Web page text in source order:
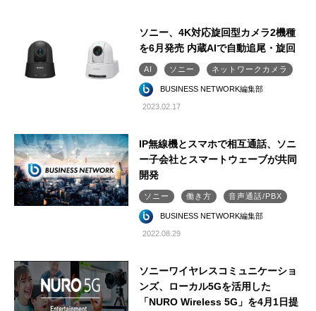
ソニー、4K対応旋回型カメラ2機種
を6月発売 内蔵AIで自動追尾・旋回
AI ソニー ネットワークカメラ
BUSINESS NETWORK編集部
2023.02.17
IP無線機とスマホで相互通話、ソニ
ー子会社とスマートウェーブが共同
開発
ソニー 働き方 音声通話/PBX
BUSINESS NETWORK編集部
2022.08.29
ソニーワイヤレスコミュニケーショ
ンズ、ローカル5Gを活用した
「NURO Wireless 5G」を4月1日提